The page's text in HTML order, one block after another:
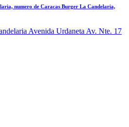
numero de Caracas Burger La Candelaria,
Avenida Urdaneta Av. Nte. 17